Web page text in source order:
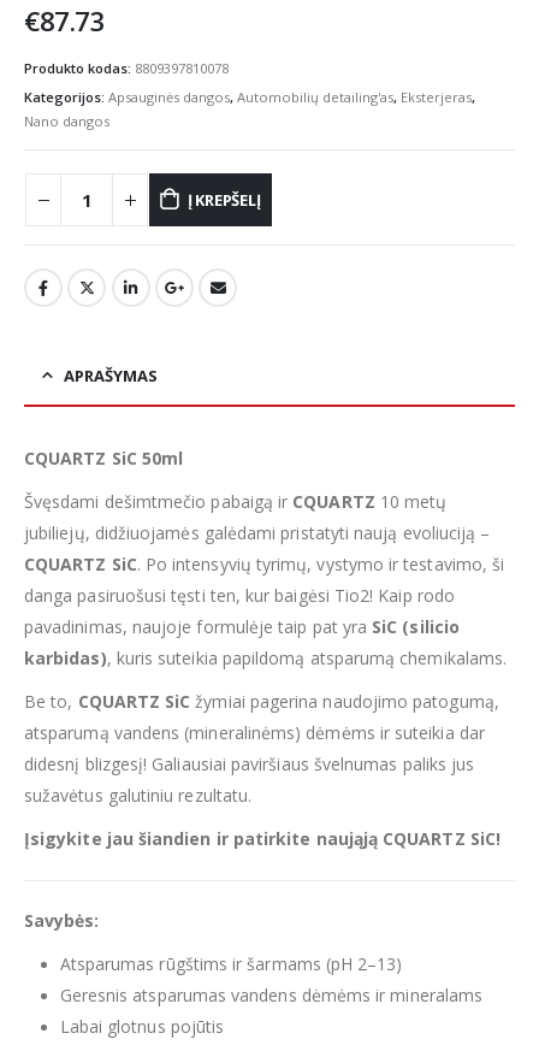
€87.73
Produkto kodas: 8809397810078
Kategorijos: Apsauginės dangos, Automobilių detailing'as, Eksterjeras,
Nano dangos
Į KREPŠELĮ
APRAŠYMAS
CQUARTZ SiC 50ml
Švęsdami dešimtmečio pabaigą ir CQUARTZ 10 metų
jubiliejų, didžiuojamės galėdami pristatyti naują evoliuciją –
CQUARTZ SiC. Po intensyvių tyrimų, vystymo ir testavimo, ši
danga pasiruošusi tęsti ten, kur baigėsi Tio2! Kaip rodo
pavadinimas, naujoje formulėje taip pat yra SiC (silicio
karbidas), kuris suteikia papildomą atsparumą chemikalams.
Be to, CQUARTZ SiC žymiai pagerina naudojimo patogumą,
atsparumą vandens (mineralinėms) dėmėms ir suteikia dar
didesnį blizgesį! Galiausiai paviršiaus švelnumas paliks jus
sužavėtus galutiniu rezultatu.
Įsigykite jau šiandien ir patirkite naująją CQUARTZ SiC!
Savybės:
Atsparumas rūgštims ir šarmams (pH 2–13)
Geresnis atsparumas vandens dėmėms ir mineralams
Labai glotnus pojūtis